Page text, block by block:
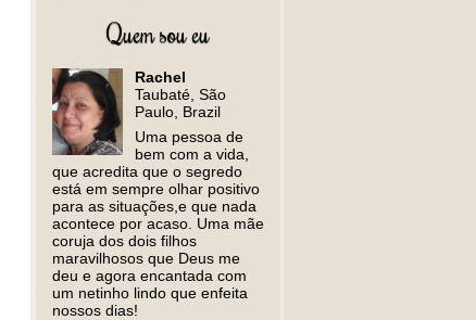
Quem sou eu
Rachel
Taubaté, São
Paulo, Brazil
Uma pessoa de
bem com a vida,
que acredita que o segredo
está em sempre olhar positivo
para as situações,e que nada
acontece por acaso. Uma mãe
coruja dos dois filhos
maravilhosos que Deus me
deu e agora encantada com
um netinho lindo que enfeita
nossos dias!